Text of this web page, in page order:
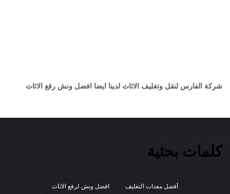
شركة الفارس لنقل وتغليف الاثاث لدينا ايضا افضل ونش رفع الاثاث
كلمات بحثية
أفضل معدات التغليف افضل ونش لرفع الاثاث